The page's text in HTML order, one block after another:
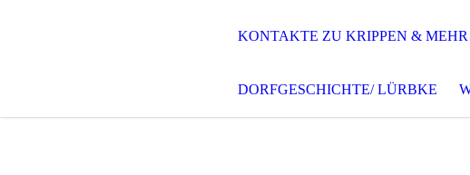
KONTAKTE ZU KRIPPEN & MEHR
DORFGESCHICHTE/ LÜRBKE